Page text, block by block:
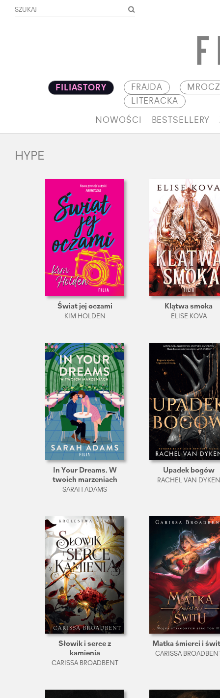
FILIASTORY FRAJDA
LITERACKA
NOWOŚCI BESTSELLERY
HYPE
Świat jej oczami
KIM HOLDEN
Klątwa smoka
ELISE KOVA
In Your Dreams. W
twoich marzeniach
SARAH ADAMS
Upadek bogów
RACHEL VAN DYKEN
Słowik i serce z
kamienia
CARISSA BROADBENT
Matka śmierci i
CARISSA